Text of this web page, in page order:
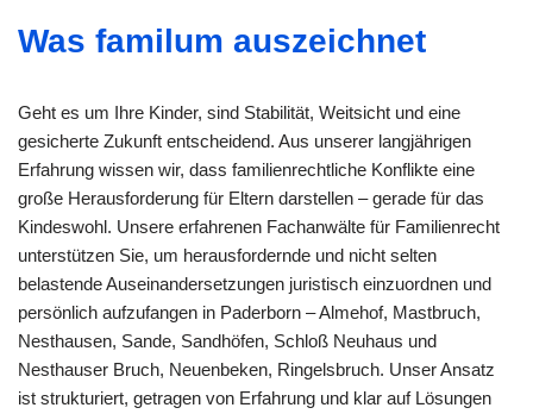
Was familum auszeichnet
Geht es um Ihre Kinder, sind Stabilität, Weitsicht und eine
gesicherte Zukunft entscheidend. Aus unserer langjährigen
Erfahrung wissen wir, dass familienrechtliche Konflikte eine
große Herausforderung für Eltern darstellen – gerade für das
Kindeswohl. Unsere erfahrenen Fachanwälte für Familienrecht
unterstützen Sie, um herausfordernde und nicht selten
belastende Auseinandersetzungen juristisch einzuordnen und
persönlich aufzufangen in Paderborn – Almehof, Mastbruch,
Nesthausen, Sande, Sandhöfen, Schloß Neuhaus und
Nesthauser Bruch, Neuenbeken, Ringelsbruch. Unser Ansatz
ist strukturiert, getragen von Erfahrung und klar auf Lösungen